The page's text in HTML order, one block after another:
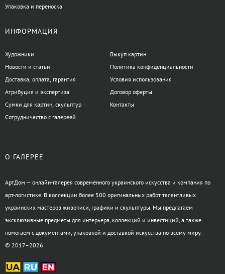
Упаковка и переноска
ИНФОРМАЦИЯ
Художники
Новости и статьи
Доставка, оплата, гарантия
Атрибуция и экспертиза
Сумки для картин, скульптур
Сотрудничество с галереей
Выкуп картин
Политика конфиденциальности
Условия использования
Договор оферты
Контакты
О ГАЛЕРЕЕ
АртДом — онлайн-галерея современного украинского искусства и компания по
арт-логистике. В коллекции более 500 оригинальных работ талантливых
украинских мастеров живописи, графики и скульптуры. Мы предлагаем
эксклюзивные предметы для интерьера, коллекций и инвестиций, а также
помогаем с документами, упаковкой и доставкой искусства по всему миру.
© 2017–2026